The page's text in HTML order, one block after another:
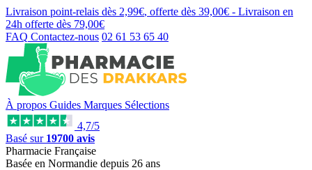
Livraison point-relais dès 2,99€, offerte dès 39,00€ - Livraison en
24h offerte dès 79,00€
FAQ Contactez-nous 02 61 53 65 40
À propos Guides Marques Sélections
4,7/5
Basé sur 19700 avis
Pharmacie Française
Basée en Normandie depuis 26 ans